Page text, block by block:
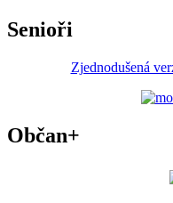
Senioři
Zjednodušená
Občan+